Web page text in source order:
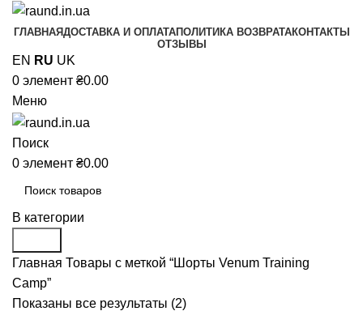
ГЛАВНАЯДОСТАВКА И ОПЛАТАПОЛИТИКА ВОЗВРАТАКОНТАКТЫ
ОТЗЫВЫ
EN RU UK
0 элемент ₴0.00
Меню
Поиск
0 элемент ₴0.00
В категории
Главная Товары с меткой “Шорты Venum Training
Camp”
Показаны все результаты (2)